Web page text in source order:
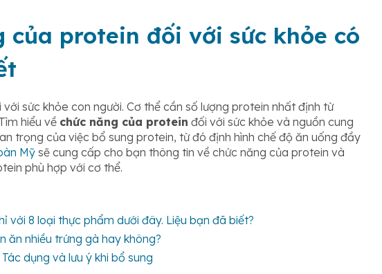
của protein đối với sức khỏe có
sức khỏe con người. Cơ thể cần số lượng protein nhất định từ
hiểu về chức năng của protein đối với sức khỏe và nguồn cung
trọng của việc bổ sung protein, từ đó định hình chế độ ăn uống đầy
Mỹsẽ cung cấp cho bạn thông tin về chức năng của protein và
phù hợp với cơ thể.
với 8 loại thực phẩm dưới đây. Liệu bạn đã biết?
ăn nhiều trứng gà hay không?
dụng và lưu ý khi bổ sung